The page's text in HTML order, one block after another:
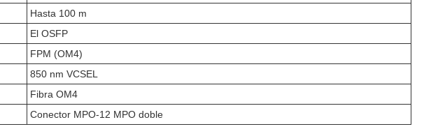
Hasta 100 m
El OSFP
FPM (OM4)
850 nm VCSEL
Fibra OM4
Conector MPO-12 MPO doble